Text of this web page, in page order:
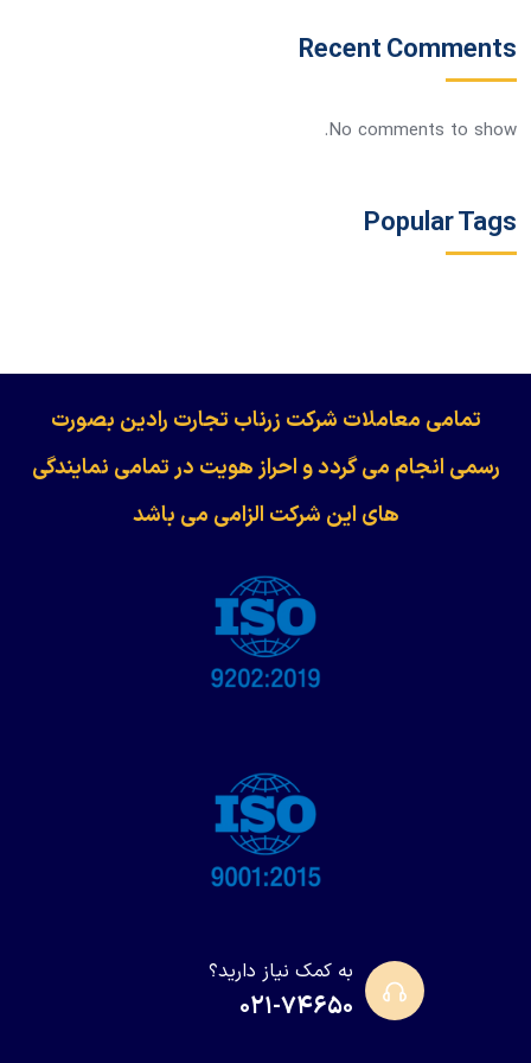
Recent Comments
No comments to show.
Popular Tags
​​​​​​تمامی معاملات شرکت زرناب تجارت رادین بصورت
رسمی انجام می گردد و احراز هویت در تمامی نمایندگی
های این شرکت الزامی می باشد
به کمک نیاز دارید؟
۰۲۱-۷۴۶۵۰